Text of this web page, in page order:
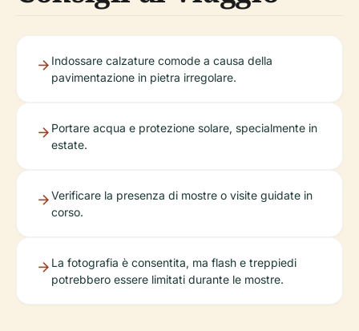
Indossare calzature comode a causa della
pavimentazione in pietra irregolare.
Portare acqua e protezione solare, specialmente in
estate.
Verificare la presenza di mostre o visite guidate in
corso.
La fotografia è consentita, ma flash e treppiedi
potrebbero essere limitati durante le mostre.